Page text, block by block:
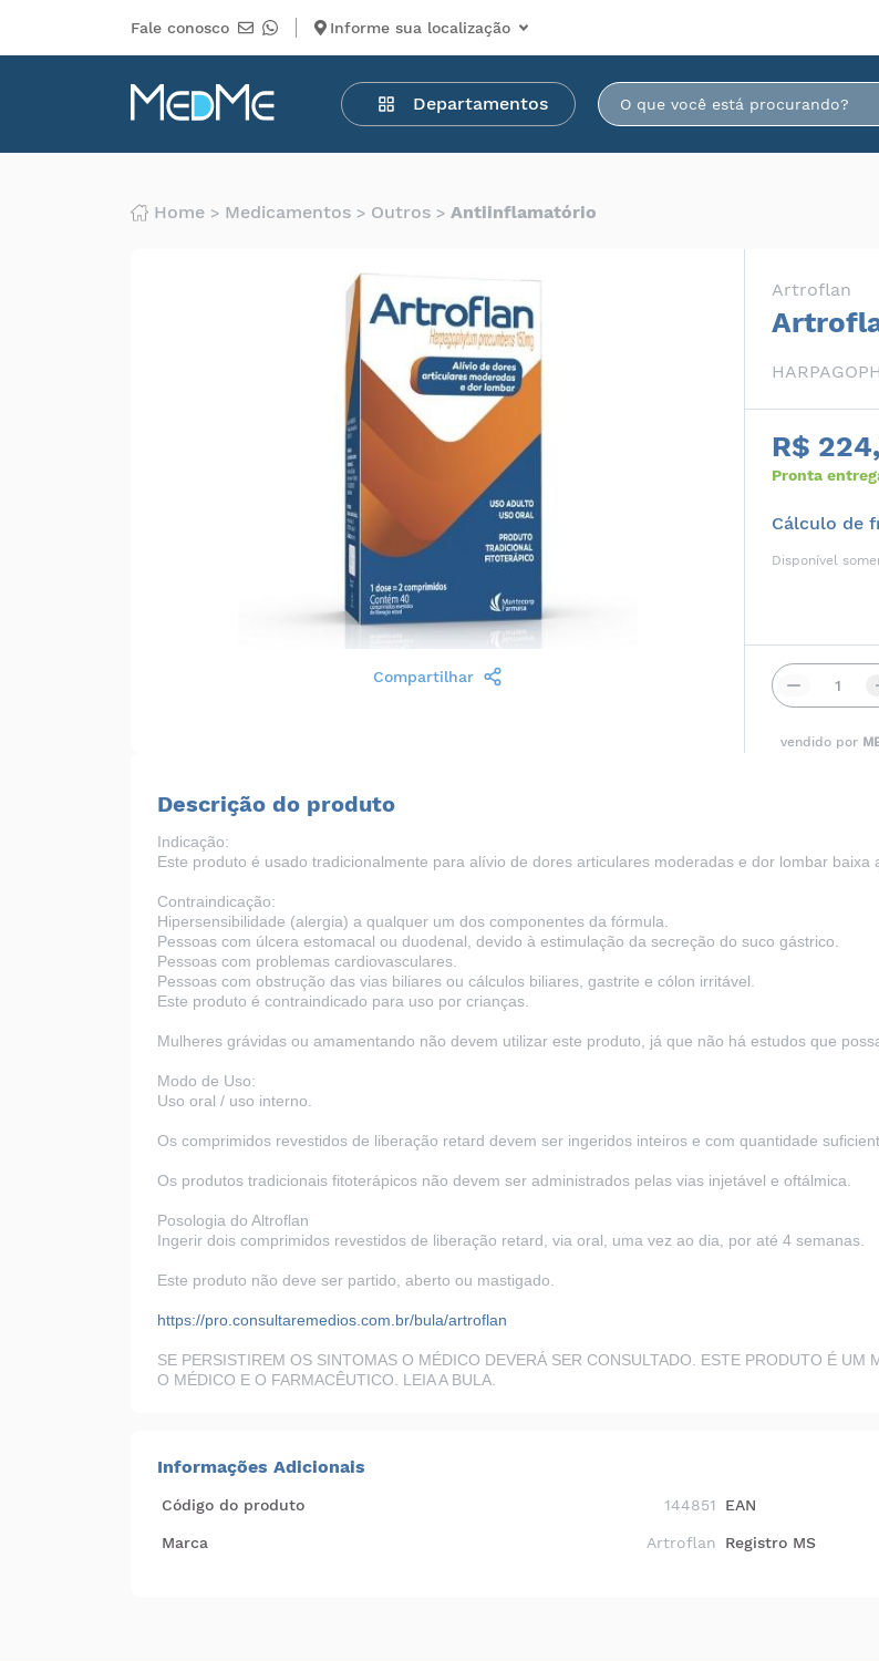
Fale conosco Informe sua localização
Departamentos
Departamentos
Medicamentos
Higiene
Home Medicamentos Outros Antiinflamatório
Compartilhar
Artroflan
R$
Pronta
Cálculo de
Disponível
vendido por
Descrição do produto
Indicação:
Este produto é usado tradicionalmente para alívio de dores articulares moderadas e dor lombar baixa
Contraindicação:
Hipersensibilidade (alergia) a qualquer um dos componentes da fórmula.
Pessoas com úlcera estomacal ou duodenal, devido à estimulação da secreção do suco gástrico.
Pessoas com problemas cardiovasculares.
Pessoas com obstrução das vias biliares ou cálculos biliares, gastrite e cólon irritável.
Este produto é contraindicado para uso por crianças.
Mulheres grávidas ou amamentando não devem utilizar este produto, já que não há estudos que
Modo de Uso:
Uso oral / uso interno.
Os comprimidos revestidos de liberação retard devem ser ingeridos inteiros e com quantidade
Os produtos tradicionais fitoterápicos não devem ser administrados pelas vias injetável e oftálmica.
Posologia do Altroflan
Ingerir dois comprimidos revestidos de liberação retard, via oral, uma vez ao dia, por até 4 semanas.
Este produto não deve ser partido, aberto ou mastigado.
https://pro.consultaremedios.com.br/bula/artroflan
SE PERSISTIREM OS SINTOMAS O MÉDICO DEVERÁ SER CONSULTADO. ESTE PRODUTO É
O MÉDICO E O FARMACÊUTICO. LEIA A BULA.
Informações Adicionais
Código do produto 144851 EAN
Marca Artroflan Registro MS